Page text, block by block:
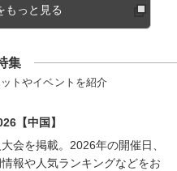
もっと見る
集
トやイベントを紹介
【中国】
会を掲載。2026年の開催日、
報や人気ランキングなどをお